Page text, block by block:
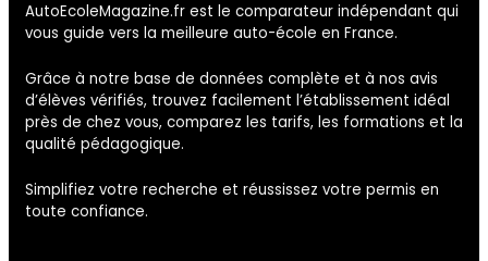
AutoEcoleMagazine.fr est le comparateur indépendant qui
vous guide vers la meilleure auto-école en France.
Grâce à notre base de données complète et à nos avis
d’élèves vérifiés, trouvez facilement l’établissement idéal
près de chez vous, comparez les tarifs, les formations et la
qualité pédagogique.
Simplifiez votre recherche et réussissez votre permis en
toute confiance.